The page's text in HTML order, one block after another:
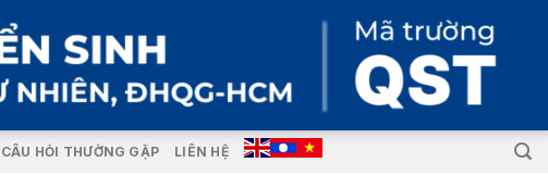
CÂU HỎI THƯỜNG GẶP LIÊN HỆ